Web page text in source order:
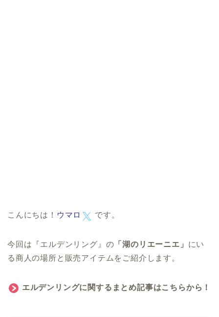
こんにちは！ ウマロ です。
今回は『エルデンリング』の 「湖のリエーニエ」 にい
る商人の場所と販売アイテムをご紹介します。
エルデンリングに関するまとめ記事はこちらから！